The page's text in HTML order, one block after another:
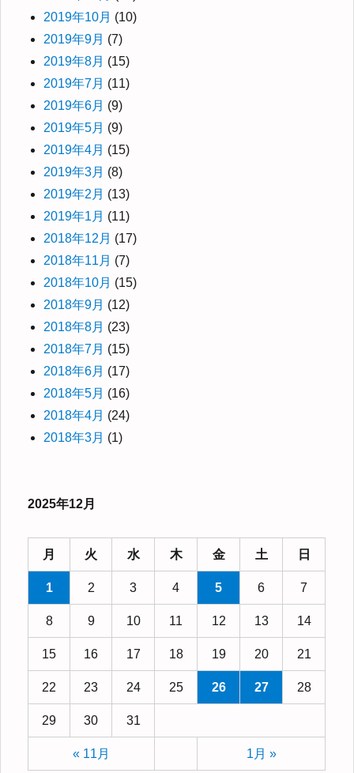
2019年10月 (10)
2019年9月 (7)
2019年8月 (15)
2019年7月 (11)
2019年6月 (9)
2019年5月 (9)
2019年4月 (15)
2019年3月 (8)
2019年2月 (13)
2019年1月 (11)
2018年12月 (17)
2018年11月 (7)
2018年10月 (15)
2018年9月 (12)
2018年8月 (23)
2018年7月 (15)
2018年6月 (17)
2018年5月 (16)
2018年4月 (24)
2018年3月 (1)
2025年12月
月 火 水 木 金 土 日
« 11月 1月 »
1 2 3 4 5 6 7
8 9 10 11 12 13 14
15 16 17 18 19 20 21
22 23 24 25 26 27 28
29 30 31